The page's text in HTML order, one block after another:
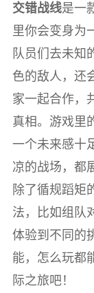
交错战线是一
里你会变身为
队员们去未知
色的敌人，还
家一起合作，
真相。游戏里
一个未来感十
凉的战场，都
除了循规蹈矩
法，比如组队
体验到不同的
能，怎么玩都
际之旅吧！